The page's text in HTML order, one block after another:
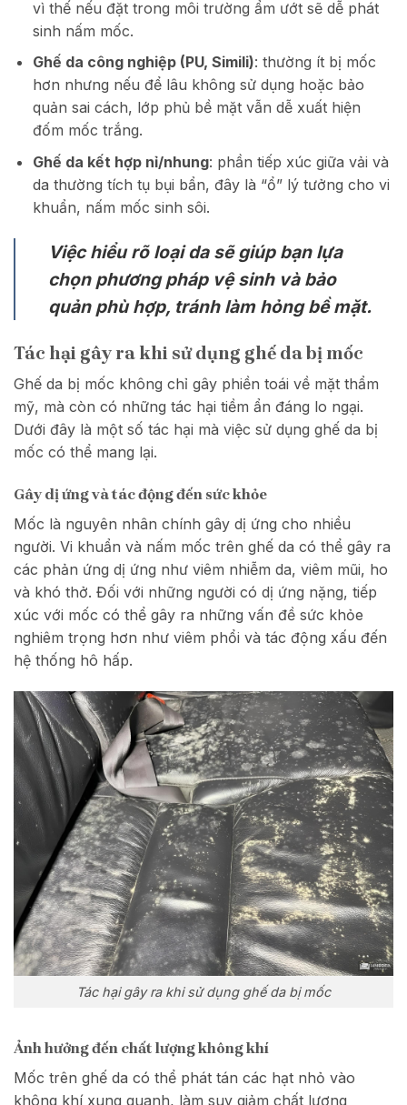
vì thế nếu đặt trong môi trường ẩm ướt sẽ dễ phát
sinh nấm mốc.
Ghế da công nghiệp (PU, Simili): thường ít bị mốc
hơn nhưng nếu để lâu không sử dụng hoặc bảo
quản sai cách, lớp phủ bề mặt vẫn dễ xuất hiện
đốm mốc trắng.
Ghế da kết hợp nỉ/nhung: phần tiếp xúc giữa vải và
da thường tích tụ bụi bẩn, đây là “ổ” lý tưởng cho vi
khuẩn, nấm mốc sinh sôi.
Việc hiểu rõ loại da sẽ giúp bạn lựa
chọn phương pháp vệ sinh và bảo
quản phù hợp, tránh làm hỏng bề mặt.
Tác hại gây ra khi sử dụng ghế da bị mốc
Ghế da bị mốc không chỉ gây phiền toái về mặt thẩm
mỹ, mà còn có những tác hại tiềm ẩn đáng lo ngại.
Dưới đây là một số tác hại mà việc sử dụng ghế da bị
mốc có thể mang lại.
Gây dị ứng và tác động đến sức khỏe
Mốc là nguyên nhân chính gây dị ứng cho nhiều
người. Vi khuẩn và nấm mốc trên ghế da có thể gây ra
các phản ứng dị ứng như viêm nhiễm da, viêm mũi, ho
và khó thở. Đối với những người có dị ứng nặng, tiếp
xúc với mốc có thể gây ra những vấn đề sức khỏe
nghiêm trọng hơn như viêm phổi và tác động xấu đến
hệ thống hô hấp.
Tác hại gây ra khi sử dụng ghế da bị mốc
Ảnh hưởng đến chất lượng không khí
Mốc trên ghế da có thể phát tán các hạt nhỏ vào
không khí xung quanh, làm suy giảm chất lượng